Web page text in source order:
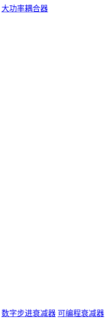
大功率耦合器
数字步进衰减器 可编程衰减器